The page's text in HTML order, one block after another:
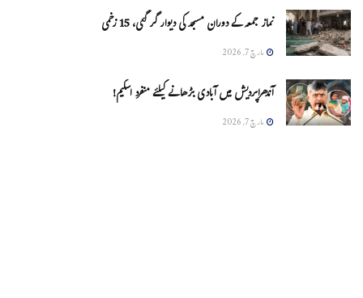
نماز جمعہ کے دوران مسجد کی دیوار گر گئی، 15 زخمی
مارچ 7, 2026
آندھراپردیش میں آبادی بڑھانے کیلئے منفرد اسکیم!
مارچ 7, 2026